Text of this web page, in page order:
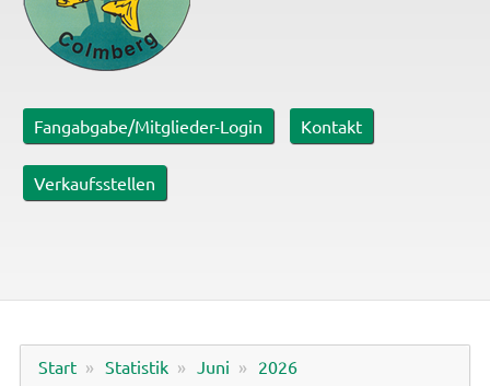
Fangabgabe/Mitglieder-Login Kontakt
Verkaufsstellen
Start Statistik Juni 2026